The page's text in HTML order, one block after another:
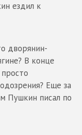
ездил к
дворянин-
В конце
Еще за
Пушкин писал по